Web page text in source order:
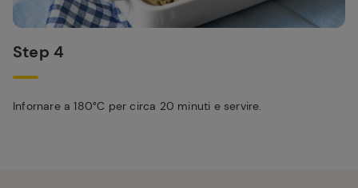
Step 4
Infornare a 180°C per circa 20 minuti e servire.